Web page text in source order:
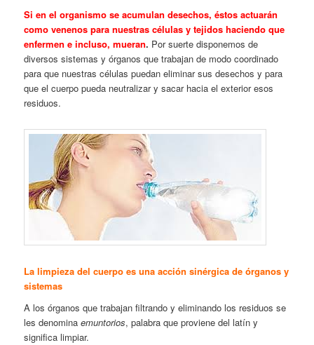
Si en el organismo se acumulan desechos, éstos actuarán
como venenos para nuestras células y tejidos haciendo que
enfermen e incluso, mueran. Por suerte disponemos de
diversos sistemas y órganos que trabajan de modo coordinado
para que nuestras células puedan eliminar sus desechos y para
que el cuerpo pueda neutralizar y sacar hacia el exterior esos
residuos.
La limpieza del cuerpo es una acción sinérgica de órganos y
sistemas
A los órganos que trabajan filtrando y eliminando los residuos se
les denominaemuntorios, palabra que proviene del latín y
significa limpiar.